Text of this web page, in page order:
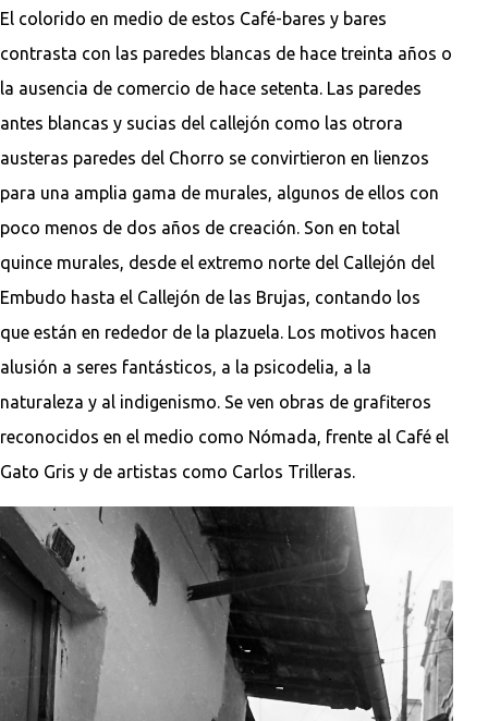
El colorido en medio de estos Café-bares y bares
contrasta con las paredes blancas de hace treinta años o
la ausencia de comercio de hace setenta. Las paredes
antes blancas y sucias del callejón como las otrora
austeras paredes del Chorro se convirtieron en lienzos
para una amplia gama de murales, algunos de ellos con
poco menos de dos años de creación. Son en total
quince murales, desde el extremo norte del Callejón del
Embudo hasta el Callejón de las Brujas, contando los
que están en rededor de la plazuela. Los motivos hacen
alusión a seres fantásticos, a la psicodelia, a la
naturaleza y al indigenismo. Se ven obras de grafiteros
reconocidos en el medio como Nómada, frente al Café el
Gato Gris y de artistas como Carlos Trilleras.